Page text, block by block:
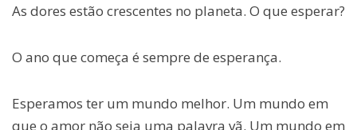
As dores estão crescentes no planeta. O que esperar?
O ano que começa é sempre de esperança.
Esperamos ter um mundo melhor. Um mundo em
que o amor não seja uma palavra vã. Um mundo em